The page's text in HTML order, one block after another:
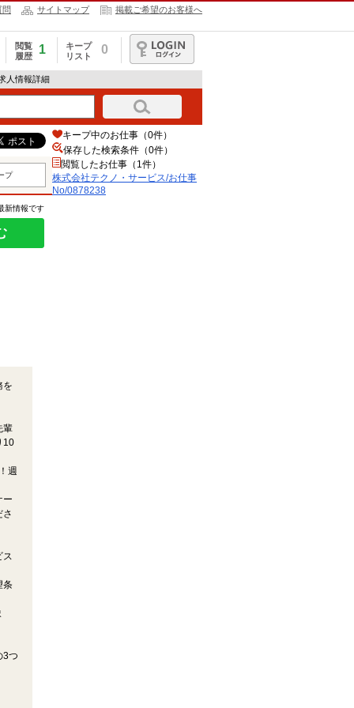
問 サイトマップ 掲載ご希望のお客様へ
閲覧
履歴
1
キープ
リスト
0
ログイン
人情報詳細
プ
新情報です
を
輩
10
週
ー
さ
ス
条
3つ
キープ中のお仕事（0件）
保存した検索条件（0件）
閲覧したお仕事（1件）
株式会社テクノ・サービス/お仕事
No/0878238